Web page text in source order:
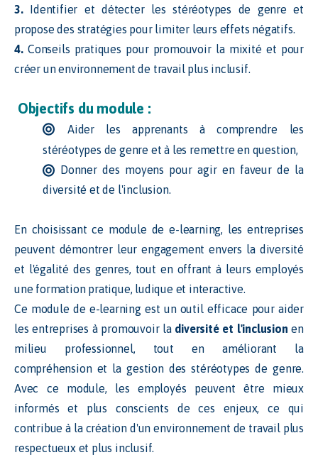
3. Identifier et détecter les stéréotypes de genre et
propose des stratégies pour limiter leurs effets négatifs.
4. Conseils pratiques pour promouvoir la mixité et pour
créer un environnement de travail plus inclusif.
Objectifs du module :
Aider les apprenants à comprendre les
stéréotypes de genre et à les remettre en question,
Donner des moyens pour agir en faveur de la
diversité et de l'inclusion.
En choisissant ce module de e-learning, les entreprises
peuvent démontrer leur engagement envers la diversité
et l'égalité des genres, tout en offrant à leurs employés
une formation pratique, ludique et interactive.
Ce module de e-learning est un outil efficace pour aider
les entreprises à promouvoir la diversité et l'inclusion en
milieu professionnel, tout en améliorant la
compréhension et la gestion des stéréotypes de genre.
Avec ce module, les employés peuvent être mieux
informés et plus conscients de ces enjeux, ce qui
contribue à la création d'un environnement de travail plus
respectueux et plus inclusif.